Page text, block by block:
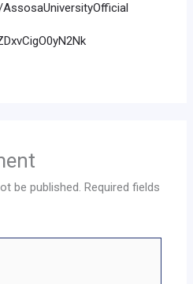
be published. Required fields